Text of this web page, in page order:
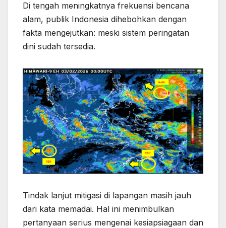
c
e
b
o
k
at
s
A
p
y
p
e
e
gr
s
s
g
er
e ar
e
Di tengah meningkatnya frekuensi bencana
alam, publik Indonesia dihebohkan dengan
fakta mengejutkan: meski sistem peringatan
dini sudah tersedia.
Tindak lanjut mitigasi di lapangan masih jauh
dari kata memadai. Hal ini menimbulkan
pertanyaan serius mengenai kesiapsiagaan dan